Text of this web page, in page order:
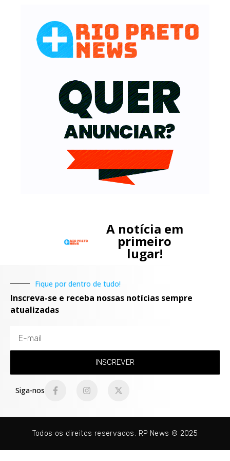
A notícia em
primeiro
lugar!
Fique por dentro de tudo!
Inscreva-se e receba nossas notícias sempre
atualizadas
INSCREVER
Siga-nos
Todos os direitos reservados. RP News © 2025